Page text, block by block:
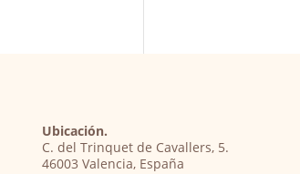
Ubicación.
C. del Trinquet de Cavallers, 5.
46003 Valencia, España